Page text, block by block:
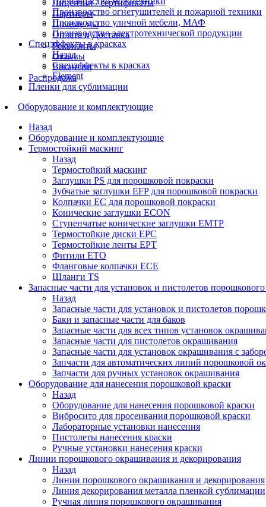
Лицензии / сертификаты
Партнеры
Почему мы
Оплата и Доставка
Реквизиты
Отзывы
Вакансии
Распродажа
Производство огнетушителей и пожарной техники
Производство уличной мебели, МАФ
Производство электротехнической продукции
Спецэффекты в красках
Назад
Спецэффекты в красках
Element
Пленки для сублимации
Оборудование и комплектующие
Назад
Оборудование и комплектующие
Термостойкий маскинг
Назад
Термостойкий маскинг
Заглушки PS для порошковой покраски
Зубчатые заглушки EFP для порошковой покраски
Колпачки ЕС для порошковой покраски
Конические заглушки ECON
Ступенчатые конические заглушки EMTP
Термостойкие диски EPC
Термостойкие ленты EPT
Фитили ETO
Фланговые колпачки ECE
Шланги TS
Запасные части для установок и пистолетов
Назад
Запасные части для установок и пистолетов
Баки и запасные части для баков
Запасные части для всех типов установок
Запасные части для пистолетов окрашивания
Запасные части для установок окрашивания с
Запчасти для автоматических линий порошковой
Запчасти для ручных установок окрашивания
Оборудование для нанесения порошковой краски
Назад
Оборудование для нанесения порошковой краски
Вибросито для просеивания порошковой краски
Лабораторные установки нанесения
Пистолеты нанесения краски
Ручные установки нанесения краски
Линии порошкового окрашивания и декорирования
Назад
Линии порошкового окрашивания и декорирования
Линия декорирования металла пленкой сублимации
Ручная линия порошкового окрашивания